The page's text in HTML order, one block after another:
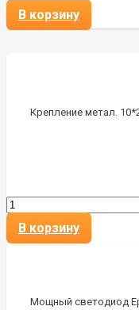
В корзину
Крепление метал.
В корзину
Мощный светодиод